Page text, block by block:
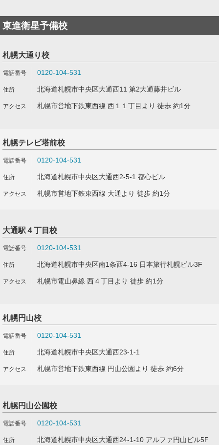
東進衛星予備校
札幌大通り校
0120-104-531
北海道札幌市中央区大通西11 第2大通藤井ビル
札幌市営地下鉄東西線 西１１丁目より 徒歩 約1分
札幌テレビ塔前校
0120-104-531
北海道札幌市中央区大通西2-5-1 都心ビル
札幌市営地下鉄東西線 大通より 徒歩 約1分
大通駅４丁目校
0120-104-531
北海道札幌市中央区南1条西4-16 日本旅行札幌ビル3F
札幌市電山鼻線 西４丁目より 徒歩 約1分
札幌円山校
0120-104-531
北海道札幌市中央区大通西23-1-1
札幌市営地下鉄東西線 円山公園より 徒歩 約6分
札幌円山公園校
0120-104-531
北海道札幌市中央区大通西24-1-10 アルファ円山ビル5F